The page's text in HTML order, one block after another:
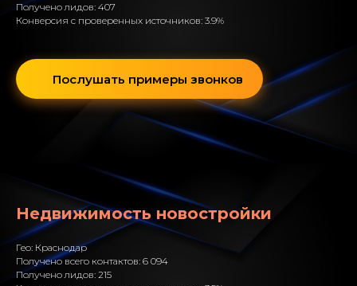
Получено лидов: 407
Конверсия с проверенных источников: 3.9%
Послушать примеры звонков
Недвижимость новостройки
Гео: Краснодар
Получено всего контактов: 6 094
Получено лидов: 215